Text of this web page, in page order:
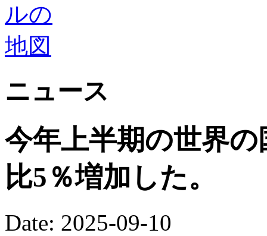
ニュース
今年上半期の世界
比5％増加した。
Date: 2025-09-10